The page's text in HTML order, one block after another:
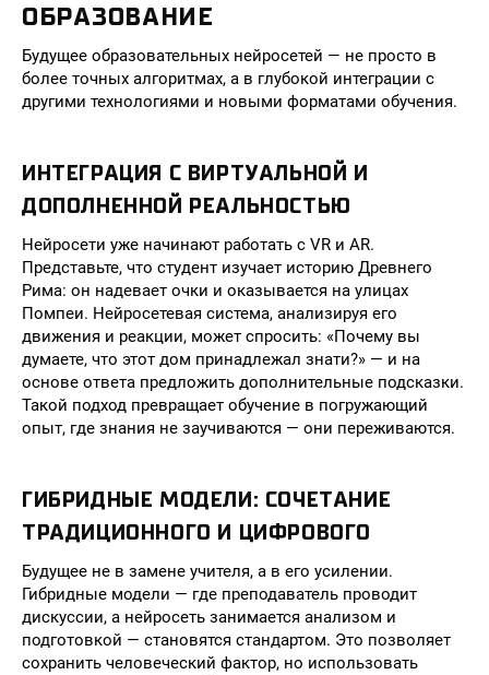
ОБРАЗОВАНИЕ
Будущее образовательных нейросетей — не просто в
более точных алгоритмах, а в глубокой интеграции с
другими технологиями и новыми форматами обучения.
ИНТЕГРАЦИЯ С ВИРТУАЛЬНОЙ И
ДОПОЛНЕННОЙ РЕАЛЬНОСТЬЮ
Нейросети уже начинают работать с VR и AR.
Представьте, что студент изучает историю Древнего
Рима: он надевает очки и оказывается на улицах
Помпеи. Нейросетевая система, анализируя его
движения и реакции, может спросить: «Почему вы
думаете, что этот дом принадлежал знати?» — и на
основе ответа предложить дополнительные подсказки.
Такой подход превращает обучение в погружающий
опыт, где знания не заучиваются — они переживаются.
ГИБРИДНЫЕ МОДЕЛИ: СОЧЕТАНИЕ
ТРАДИЦИОННОГО И ЦИФРОВОГО
Будущее не в замене учителя, а в его усилении.
Гибридные модели — где преподаватель проводит
дискуссии, а нейросеть занимается анализом и
подготовкой — становятся стандартом. Это позволяет
сохранить человеческий фактор, но использовать